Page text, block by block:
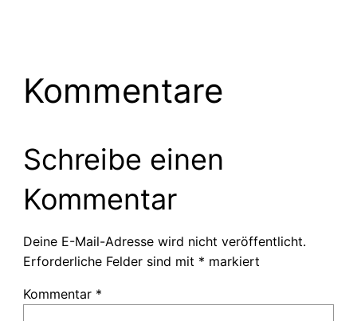
Kommentare
Schreibe einen
Kommentar
Deine E-Mail-Adresse wird nicht veröffentlicht.
Erforderliche Felder sind mit * markiert
Kommentar *